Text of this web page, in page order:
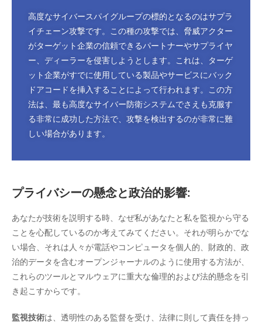
活動に関連しており、活動家や反体制派を標的にするために使
用されたと報告されています。フィンフィッシャーは、悪意の
ある電子メールの添付ファイルや偽のソフトウェアアップデー
トなど、さまざまな方法でデバイスに感染する可能性がありま
す。インストールされると、キーログを監視したり、スクリー
ンショットを撮ったり、通信を傍受したりできます。
高度なサイバースパイグループの標的となるのはサプラ
イチェーン攻撃です。この種の攻撃では、脅威アクター
がターゲット企業の信頼できるパートナーやサプライヤ
ー、ディーラーを侵害しようとします。これは、ターゲ
ット企業がすでに使用している製品やサービスにバック
ドアコードを挿入することによって行われます。この方
法は、最も高度なサイバー防衛システムでさえも克服す
る非常に成功した方法で、攻撃を検出するのが非常に難
しい場合があります。
プライバシーの懸念と政治的影響:
あなたが技術を説明する時、なぜ私があなたと私を監視から守る
ことを心配しているのか考えてみてください。それが明らかでな
い場合、それは人々が電話やコンピュータを個人的、財政的、政
治的データを含むオープンジャーナルのように使用する方法が、
これらのツールとマルウェアに重大な倫理的および法的懸念を引
き起こすからです。
監視技術は、透明性のある監督を受け、法律に則して責任を持っ